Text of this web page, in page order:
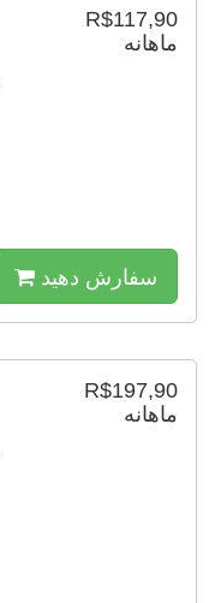
R$117,90
ماهانه
سفارش دهید
R$197,90
ماهانه